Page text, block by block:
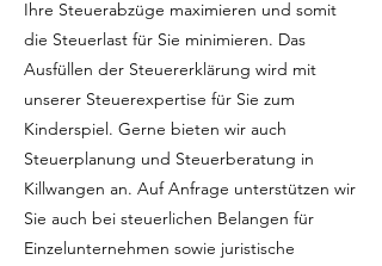
Ihre Steuerabzüge maximieren und somit
die Steuerlast für Sie minimieren. Das
Ausfüllen der Steuererklärung wird mit
unserer Steuerexpertise für Sie zum
Kinderspiel. Gerne bieten wir auch
Steuerplanung und Steuerberatung in
Killwangen an. Auf Anfrage unterstützen wir
Sie auch bei steuerlichen Belangen für
Einzelunternehmen sowie juristische